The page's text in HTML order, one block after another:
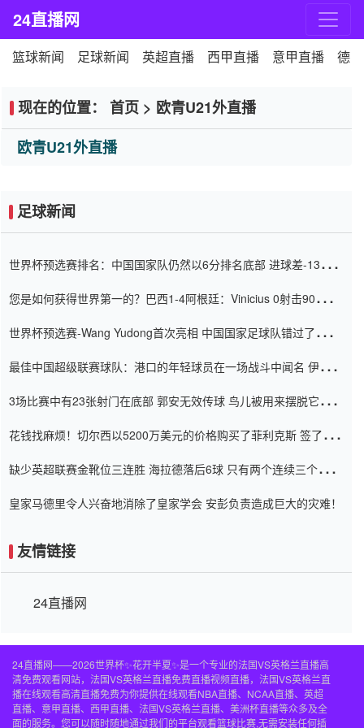
24直播网
篮球新闻 足球新闻 英超直播 西甲直播 意甲直播 德
现在的位置： 首页 > 欧青U21外直播
欧青U21外直播
足球新闻
世界杯预选赛排名：中国国家队仍然以6分排名底部 进球差-13令人
您是如何获得世界第一的？巴西1-4阿根廷：Vinicius 0射击90分钟
世界杯预选赛-Wang Yudong首次亮相 中国国家足球队错过了世界
最佳中国超级联赛球队：港口的年轻球员在一场战斗中闻名 伊万放
3场比赛中有23张射门在底部 郭安无效传球 鸟儿被用来摆脱它
花钱找麻烦！切尔西以5200万美元的价格购买了菲利克斯 签了7年
缺少英超联赛金靴位三连胜 海拉德落后6球 只有两个连续三个连续
皇家马德里令人兴奋地消除了皇家学会 安彭负责造成巨大的灾难！
友情链接
24直播网
24直播网——2026世界杯✨花开半夏✨是一个专业的法国VS英格兰直播高
清免费观看网站，法国VS英格兰直播免费直播视频直播，法国VS英格兰直
播在线观看高清直播免费为你提供在线观看NBA直播、NCAA直播、英超
直播、意甲直播、西甲直播、法国VS英格兰直播、美洲杯直播等众多及全
面的服务。您可以随时随地通过我们的平台观看篮球比赛,无需安装任何插